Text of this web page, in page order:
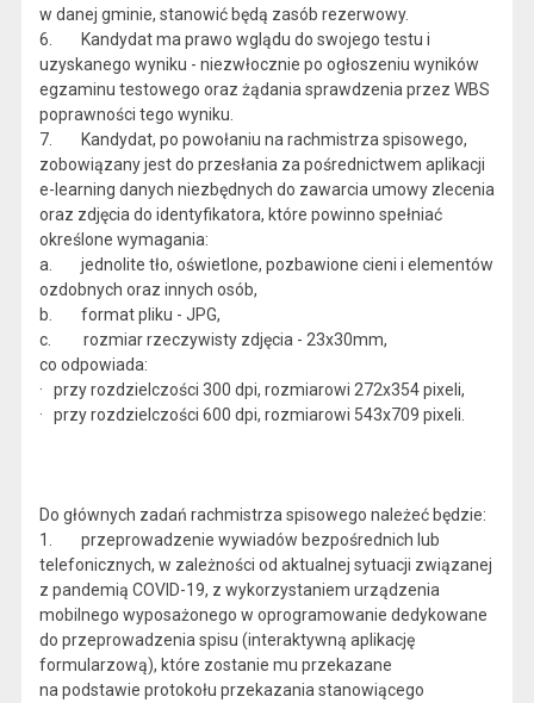
w danej gminie, stanowić będą zasób rezerwowy.
6. Kandydat ma prawo wglądu do swojego testu i
uzyskanego wyniku - niezwłocznie po ogłoszeniu wyników
egzaminu testowego oraz żądania sprawdzenia przez WBS
poprawności tego wyniku.
7. Kandydat, po powołaniu na rachmistrza spisowego,
zobowiązany jest do przesłania za pośrednictwem aplikacji
e-learning danych niezbędnych do zawarcia umowy zlecenia
oraz zdjęcia do identyfikatora, które powinno spełniać
określone wymagania:
a. jednolite tło, oświetlone, pozbawione cieni i elementów
ozdobnych oraz innych osób,
b. format pliku - JPG,
c. rozmiar rzeczywisty zdjęcia - 23x30mm,
co odpowiada:
· przy rozdzielczości 300 dpi, rozmiarowi 272x354 pixeli,
· przy rozdzielczości 600 dpi, rozmiarowi 543x709 pixeli.
Do głównych zadań rachmistrza spisowego należeć będzie:
1. przeprowadzenie wywiadów bezpośrednich lub
telefonicznych, w zależności od aktualnej sytuacji związanej
z pandemią COVID-19, z wykorzystaniem urządzenia
mobilnego wyposażonego w oprogramowanie dedykowane
do przeprowadzenia spisu (interaktywną aplikację
formularzową), które zostanie mu przekazane
na podstawie protokołu przekazania stanowiącego